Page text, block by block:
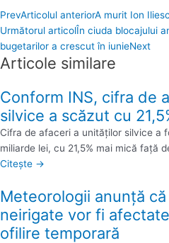
PrevArticolul anteriorA murit Ion
Următorul articolÎn ciuda blocajului
bugetarilor a crescut în iunieNext
Articole similare
Conform INS, cifra de
silvice a scăzut cu
Cifra de afaceri a unităţilor silvice a
miliarde lei, cu 21,5% mai mică faţă
Citește →
Meteorologii anunță
neirigate vor fi
ofilire temporară